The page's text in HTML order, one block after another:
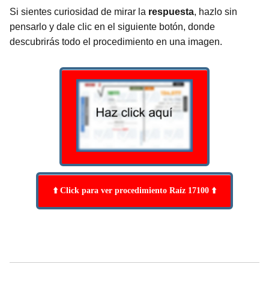
Si sientes curiosidad de mirar la respuesta, hazlo sin
pensarlo y dale clic en el siguiente botón, donde
descubrirás todo el procedimiento en una imagen.
⬆️ Click para ver procedimiento Raíz 17100 ⬆️